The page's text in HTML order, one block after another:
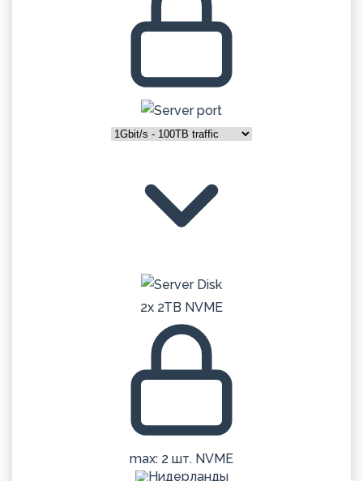
2x 2TB NVME
max: 2 шт. NVME